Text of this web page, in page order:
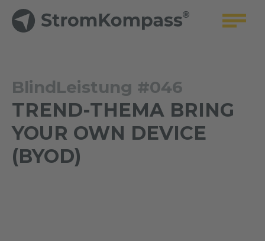
BlindLeistung #046
TREND-THEMA BRING
YOUR OWN DEVICE
(BYOD)